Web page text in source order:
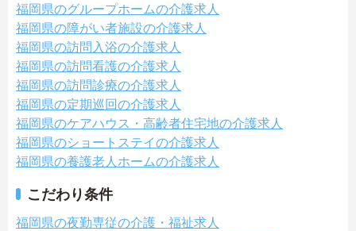
福岡県のグループホームの介護求人
福岡県の障がい者施設の介護求人
福岡県の訪問入浴の介護求人
福岡県の訪問看護の介護求人
福岡県の訪問診療の介護求人
福岡県の定期巡回の介護求人
福岡県のケアハウス・高齢者住宅地の介護求人
福岡県のショートステイの介護求人
福岡県の養護老人ホームの介護求人
こだわり条件
福岡県の夜勤専従の介護・福祉求人